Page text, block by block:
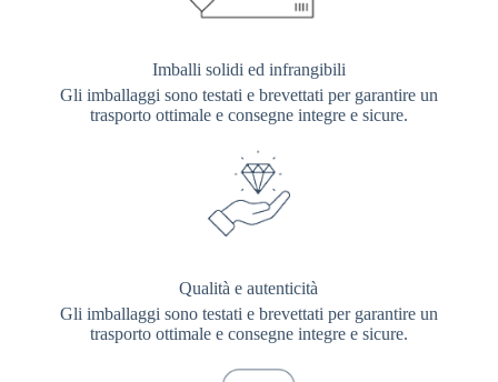
Imballi solidi ed infrangibili
Gli imballaggi sono testati e brevettati per garantire un
trasporto ottimale e consegne integre e sicure.
Qualità e autenticità
Gli imballaggi sono testati e brevettati per garantire un
trasporto ottimale e consegne integre e sicure.